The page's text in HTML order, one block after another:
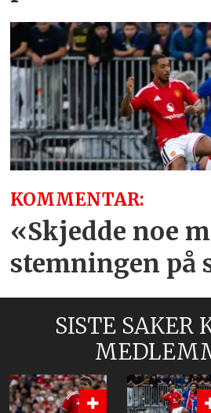
KOMMENTAR:
«Skjedde noe
stemningen på
SISTE SAKER